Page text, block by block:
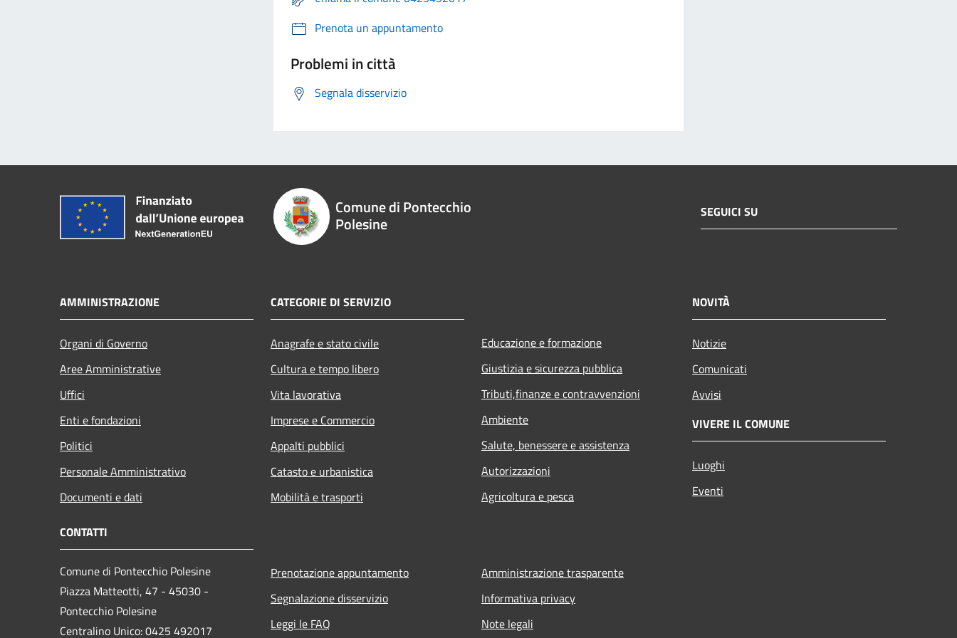
Prenota un appuntamento
Problemi in città
Segnala disservizio
Comune di Pontecchio
Polesine
SEGUICI SU
AMMINISTRAZIONE
Organi di Governo
Aree Amministrative
Uffici
Enti e fondazioni
Politici
Personale Amministrativo
Documenti e dati
CATEGORIE DI SERVIZIO
Anagrafe e stato civile
Cultura e tempo libero
Vita lavorativa
Imprese e Commercio
Appalti pubblici
Catasto e urbanistica
Mobilità e trasporti
Educazione e formazione
Giustizia e sicurezza pubblica
Tributi,finanze e contravvenzioni
Ambiente
Salute, benessere e assistenza
Autorizzazioni
Agricoltura e pesca
NOVITÀ
Notizie
Comunicati
Avvisi
VIVERE IL COMUNE
Luoghi
Eventi
CONTATTI
Comune di Pontecchio Polesine
Piazza Matteotti, 47 - 45030 -
Pontecchio Polesine
Centralino Unico: 0425 492017
Prenotazione appuntamento
Segnalazione disservizio
Leggi le FAQ
Amministrazione trasparente
Informativa privacy
Note legali